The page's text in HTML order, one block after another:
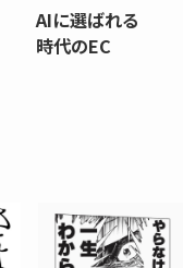
AIに選ばれる
時代のEC